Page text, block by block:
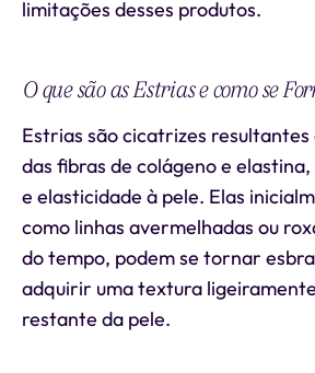
limitações desses produtos.
O que são as Estrias e como se
Estrias são cicatrizes
das fibras de colágeno e
e elasticidade à pele. Elas
como linhas avermelhadas ou
do tempo, podem se tornar
adquirir uma textura
restante da pele.